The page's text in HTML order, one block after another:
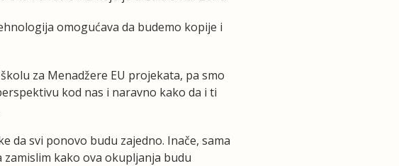
omogućava da budemo kopije i
za Menadžere EU projekata, pa smo
kod nas i naravno kako da i ti
da svi ponovo budu zajedno. Inače, sama
kako ova okupljanja budu